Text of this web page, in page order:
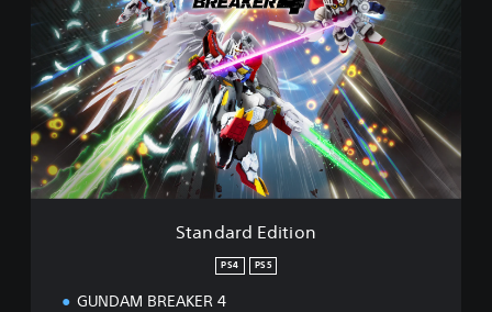
n
a
r
d
E
d
i
t
Standard Edition
PS4 PS5
GUNDAM BREAKER 4